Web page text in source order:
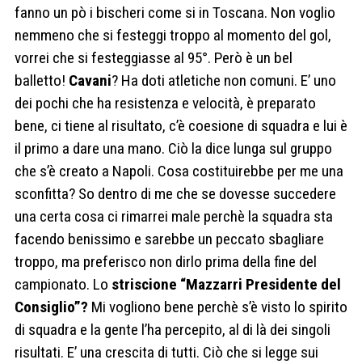
fanno un pò i bischeri come si in Toscana. Non voglio
nemmeno che si festeggi troppo al momento del gol,
vorrei che si festeggiasse al 95°. Però è un bel
balletto! Cavani? Ha doti atletiche non comuni. E’ uno
dei pochi che ha resistenza e velocità, è preparato
bene, ci tiene al risultato, c’è coesione di squadra e lui è
il primo a dare una mano. Ciò la dice lunga sul gruppo
che s’è creato a Napoli. Cosa costituirebbe per me una
sconfitta? So dentro di me che se dovesse succedere
una certa cosa ci rimarrei male perchè la squadra sta
facendo benissimo e sarebbe un peccato sbagliare
troppo, ma preferisco non dirlo prima della fine del
campionato. Lo striscione “Mazzarri Presidente del
Consiglio”? Mi vogliono bene perchè s’è visto lo spirito
di squadra e la gente l’ha percepito, al di là dei singoli
risultati. E’ una crescita di tutti. Ciò che si legge sui